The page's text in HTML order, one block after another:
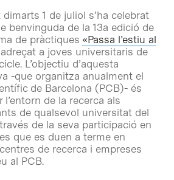
1 de juliol s’ha celebrat
benvinguda de la 13a edició de
de pràctiques «Passa l’estiu al
a joves universitaris de
L’objectiu d’aquesta
-que organitza anualment el
de Barcelona (PCB)- és
l’entorn de la recerca als
de qualsevol universitat del
de la seva participació en
que es duen a terme en
de recerca i empreses
al PCB.